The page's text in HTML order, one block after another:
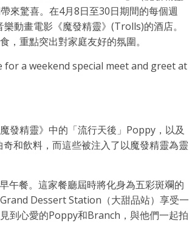
來驚喜。在4月8日至30日期間的每個週
動畫電影《魔發精靈》(Trolls)的酒店。
重點突出對家庭友好的氛圍。
a weekend special meet and greet at
發精靈》中的「流行天後」Poppy，以及
和飲料，而這些被注入了以魔發精靈為靈
午餐。這家餐廳屆時將化身為五彩斑斕的
Dessert Station（大甜品站）享受一
到心愛的Poppy和Branch，與他們一起拍